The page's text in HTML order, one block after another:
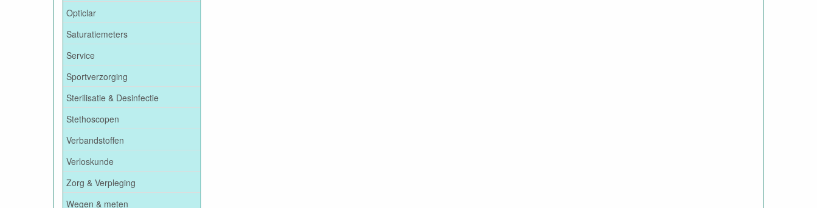
Opticlar
Saturatiemeters
Service
Sportverzorging
Sterilisatie & Desinfectie
Stethoscopen
Verbandstoffen
Verloskunde
Zorg & Verpleging
Wegen & meten